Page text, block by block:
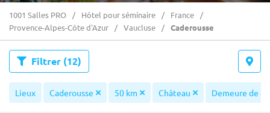
1001 Salles PRO Hôtel pour séminaire
France
Provence-Alpes-Côte d'Azur
Vaucluse Caderousse
Filtrer (12)
Lieux Caderousse 50 km Château Demeure de